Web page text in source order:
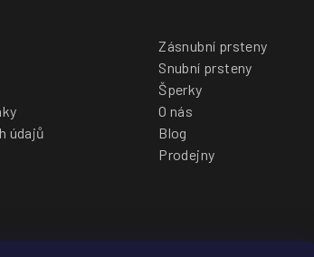
údajů
Zásnubní prsteny
Snubní prsteny
Šperky
O nás
Blog
Prodejny